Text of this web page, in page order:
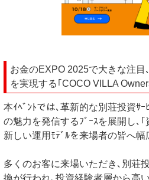
お金のEXPO 2025で大きな注
を実現する｢COCO VILLA
本ｲﾍﾞﾝﾄでは､革新的な別荘投資ｻｰ
の魅力を発信するﾌﾞｰｽを展開し､
新しい運用ﾓﾃﾞﾙを来場者の皆へ幅
多くのお客に来場いただき､別荘
換が行われ､投資経験者層から高